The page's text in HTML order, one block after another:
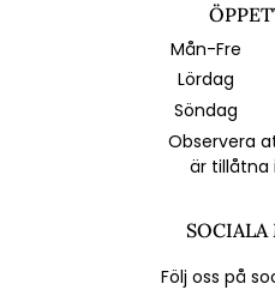
Mån-Fre
Lördag
Söndag
Observera
är tillåtna
SOCIALA
Följ oss på